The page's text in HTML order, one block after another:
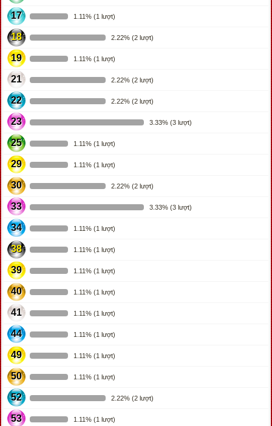
17 1.11% (1 lượt)
18 2.22% (2 lượt)
19 1.11% (1 lượt)
21 2.22% (2 lượt)
22 2.22% (2 lượt)
23 3.33% (3 lượt)
25 1.11% (1 lượt)
29 1.11% (1 lượt)
30 2.22% (2 lượt)
33 3.33% (3 lượt)
34 1.11% (1 lượt)
38 1.11% (1 lượt)
39 1.11% (1 lượt)
40 1.11% (1 lượt)
41 1.11% (1 lượt)
44 1.11% (1 lượt)
49 1.11% (1 lượt)
50 1.11% (1 lượt)
52 2.22% (2 lượt)
53 1.11% (1 lượt)